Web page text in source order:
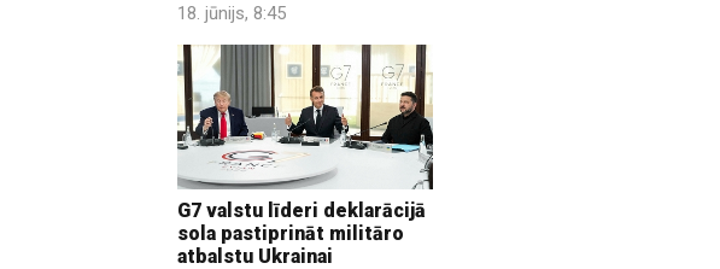
18. jūnijs, 8:45
G7 valstu līderi deklarācijā
sola pastiprināt militāro
atbalstu Ukrainai